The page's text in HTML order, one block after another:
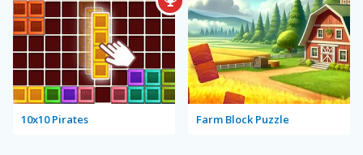
10x10 Pirates Farm Block Puzzle